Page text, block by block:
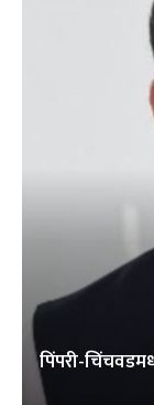
पिंपरी-